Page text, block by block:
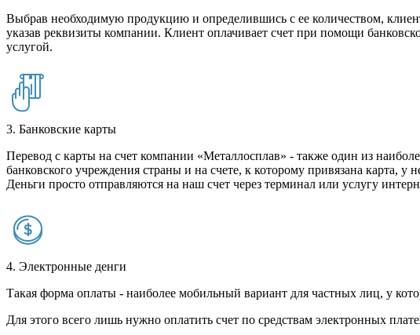
Выбрав необходимую продукцию и определившись с ее количеством,
указав реквизиты компании. Клиент оплачивает счет при помощи
услугой.
3. Банковские карты
Перевод с карты на счет компании «Металлосплав» - также один из
банковского учреждения страны и на счете, к которому привязана карта,
Деньги просто отправляются на наш счет через терминал или услугу
4. Электронные денги
Такая форма оплаты - наиболее мобильный вариант для частных лиц, у
Для этого всего лишь нужно оплатить счет по средствам электронных